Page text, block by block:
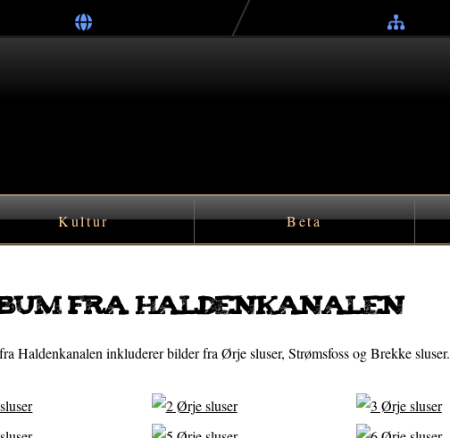
Kultur Beta
fra Haldenkanalen
Haldenkanalen inkluderer bilder fra Ørje sluser, Strømsfoss og Brekke sluser.